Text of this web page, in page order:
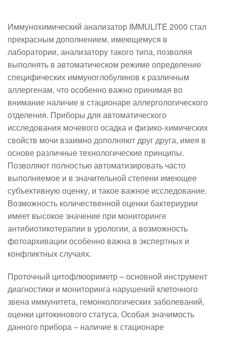
Иммунохимический анализатор IMMULITE 2000 стал
прекрасным дополнением, имеющемуся в
лаборатории, анализатору такого типа, позволяя
выполнять в автоматическом режиме определение
специфических иммуноглобулинов к различным
аллергенам, что особенно важно принимая во
внимание наличие в стационаре аллергологического
отделения. Приборы для автоматического
исследования мочевого осадка и физико-химических
свойств мочи взаимно дополняют друг друга, имея в
основе различные технологические принципы.
Позволяют полностью автоматизировать часто
выполняемое и в значительной степени имеющее
субъективную оценку, и такое важное исследование.
Возможность количественной оценки бактериурии
имеет высокое значение при мониторинге
антибиотикотерапии в урологии, а возможность
фотоархивации особенно важна в экспертных и
конфликтных случаях.
Проточный цитофлюориметр – основной инструмент
диагностики и мониторинга нарушений клеточного
звена иммунитета, гемонкологических заболеваний,
оценки цитокинового статуса. Особая значимость
данного прибора – наличие в стационаре